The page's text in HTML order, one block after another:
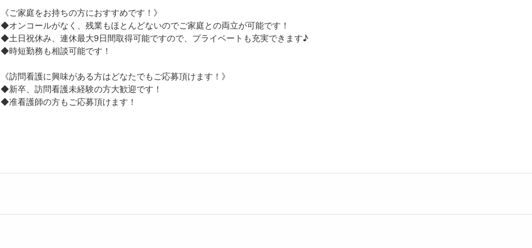
《ご家庭をお持ちの方におすすめです！》
◆オンコールがなく、残業もほとんどないのでご家庭との両立が可能です！
◆土日祝休み、連休最大9日間取得可能ですので、プライベートも充実できます♪
◆時短勤務も相談可能です！
《訪問看護に興味がある方はどなたでもご応募頂けます！》
◆新卒、訪問看護未経験の方大歓迎です！
◆准看護師の方もご応募頂けます！